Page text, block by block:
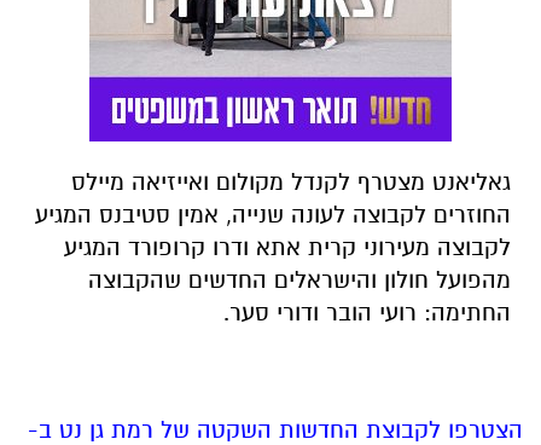
גאליאנט מצטרף לקנדל מקולום ואייזיאה מיילס
החוזרים לקבוצה לעונה שנייה, אמין סטיבנס המגיע
לקבוצה מעירוני קרית אתא ודרו קרופורד המגיע
מהפועל חולון והישראלים החדשים שהקבוצה
החתימה: רועי הובר ודורי סער.
הצטרפו לקבוצת החדשות השקטה של רמת גן נט ב-